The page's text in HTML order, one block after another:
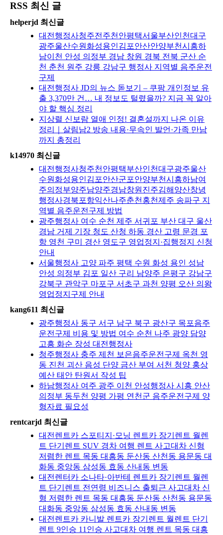
RSS 최신 글
helperjd 최신글
대전행정사청주전주천안평택서울부산인천대구
광주울산수원화성용인김포안산안양부천시흥하
남이천 안성 의정부 경남 창원 경북 전북 군산 순
천 춘천 원주 강릉 강남구 행정사 지역별 음주운전
구제
대전행정사 JD의 뉴스 돋보기 – 쿠팡 개인정보 유
출 3,370만 건… 내 정보도 털렸을까? 지금 꼭 알아
야 할 핵심 정리
지상렬 신보람 열애 인정! 결혼설까지 나온 이유
정리｜살림남2 방송 내용·무속인 발언·가족 만남
까지 총정리
k14970 최신글
대전행정사청주천안평택부산인천대구광주울산
수원화성용인김포안산군포안양부천시흥하남여
주의정부양주남양주경남창원진주김해양산창녕
행정사경북포항익산나주춘천홍천제주 송파구 지
역별 음주운전구제 방법
광주행정사 여수 순천 제주 서귀포 부산 대구 울산
경남 거제 기장 청도 산청 하동 경산 고령 문경 포
항 영천 구미 경산 영도구 영업정지·집행정지 신청
안내
서울행정사 고양 파주 평택 수원 화성 용인 성남
안성 의정부 김포 일산 구리 남양주 은평구 강남구
강북구 관악구 마포구 서초구 과천 양평 오산 의왕
영업정지구제 안내
kang611 최신글
광주행정사 동구 서구 남구 북구 광산구 목포음주
운전구제 비용 및 방법 여수 순천 나주 광양 담양
고흥 화순 장성 대전행정사
청주행정사 충주 제천 보은음주운전구제 옥천 영
동 진천 괴산 음성 단양 금산 부여 서천 청양 홍상
예산 태안 탄원서 작성 팁
하남행정사 여주 광주 이천 안성행정사 시흥 안산
의정부 동두천 양평 가평 연천군 음주운전구제 양
형자료 필요성
rentcarjd 최신글
대전렌트카 스포티지·모닝 렌트카 장기렌트 월렌
트 단기렌트 SUV 경차 여행 렌트 사고대차 신형
저렴한 렌트 목동 대흥동 둔산동 산천동 용문동 대
화동 중앙동 삼성동 효동 산내동 변동
대전렌터카 소나타·아반테 렌트카 장기렌트 월렌
트 단기렌트 전연령 비즈니스 출퇴근 사고대차 신
형 저렴한 렌트 목동 대흥동 둔산동 산천동 용문동
대화동 중앙동 삼성동 효동 산내동 변동
대전렌트카 카니발 렌트카 장기렌트 월렌트 단기
렌트 9인승 11인승 사고대차 여행 렌트 목동 대흥